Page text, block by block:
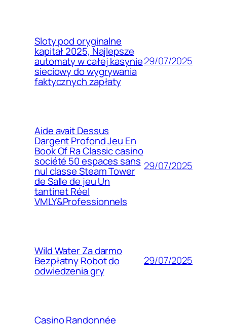
Sloty pod oryginalne
kapitał 2025, Najlepsze
automaty w całej kasynie
sieciowy do wygrywania
faktycznych zapłaty
29/07/2025
Aide avait Dessus
Dargent Profond Jeu En
Book Of Ra Classic casino
société 50 espaces sans
nul classe Steam Tower
de Salle de jeu Un
tantinet Réel
VMLY&Professionnels
29/07/2025
Wild Water Za darmo
Bezpłatny Robot do
odwiedzenia gry
29/07/2025
Casino Randonnée